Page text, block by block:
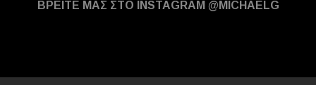
ΒΡΕΙΤΕ ΜΑΣ ΣΤΟ INSTAGRAM @MICHAELG